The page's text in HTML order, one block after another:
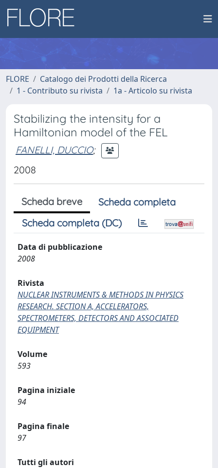
FLORE
Catalogo dei Prodotti della Ricerca
1 - Contributo su rivista
1a - Articolo su rivista
Stabilizing the intensity for a
Hamiltonian model of the FEL
FANELLI, DUCCIO;
2008
Scheda breve
Scheda completa
Scheda completa (DC)
Data di pubblicazione
2008
Rivista
NUCLEAR INSTRUMENTS & METHODS IN PHYSICS
RESEARCH. SECTION A, ACCELERATORS,
SPECTROMETERS, DETECTORS AND ASSOCIATED
EQUIPMENT
Volume
593
Pagina iniziale
94
Pagina finale
97
Tutti gli autori